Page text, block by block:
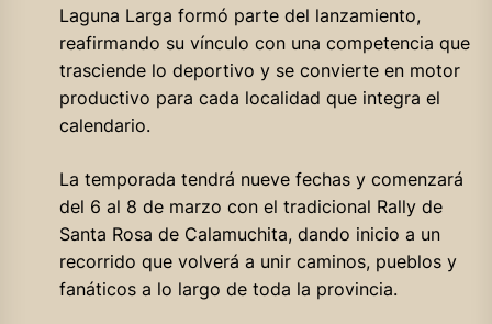
Laguna Larga formó parte del lanzamiento,
reafirmando su vínculo con una competencia que
trasciende lo deportivo y se convierte en motor
productivo para cada localidad que integra el
calendario.
La temporada tendrá nueve fechas y comenzará
del 6 al 8 de marzo con el tradicional Rally de
Santa Rosa de Calamuchita, dando inicio a un
recorrido que volverá a unir caminos, pueblos y
fanáticos a lo largo de toda la provincia.